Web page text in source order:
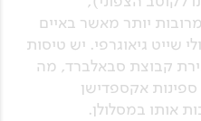
יותר מאשר באיים
שייט גיאוגרפי. יש טיסות
בירת קבוצת סבאלברד, מה
אקספדישן
אותו במסלולן.